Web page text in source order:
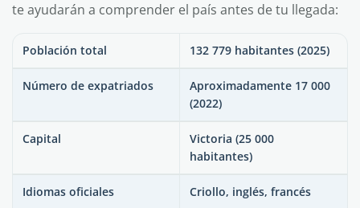
te ayudarán a comprender el país antes de tu llegada:
Población total 132 779 habitantes (2025)
Número de expatriados
Aproximadamente 17 000
(2022)
Capital
Victoria (25 000
habitantes)
Idiomas oficiales Criollo, inglés, francés